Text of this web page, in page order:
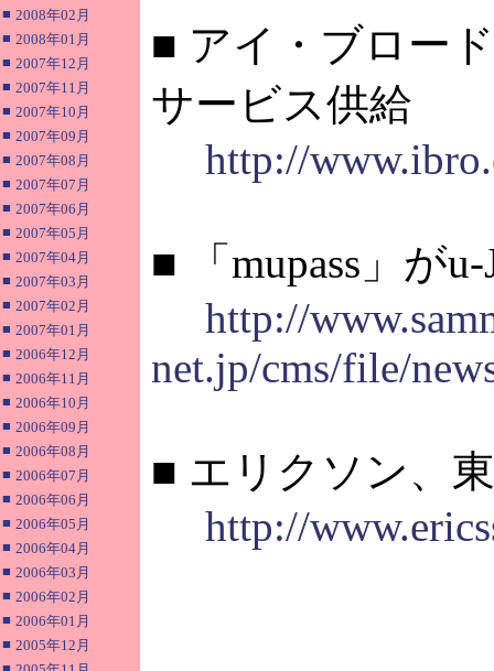
■ 2008年02月
■ 2008年01月
■ 2007年12月
■ 2007年11月
■ 2007年10月
■ 2007年09月
■ 2007年08月
■ 2007年07月
■ 2007年06月
■ 2007年05月
■ 2007年04月
■ 2007年03月
■ 2007年02月
■ 2007年01月
■ 2006年12月
■ 2006年11月
■ 2006年10月
■ 2006年09月
■ 2006年08月
■ 2006年07月
■ 2006年06月
■ 2006年05月
■ 2006年04月
■ 2006年03月
■ 2006年02月
■ 2006年01月
■ 2005年12月
■ アイ・ブロー
サービス供給
http://
■ 「mupass」が
http://
net.jp/cms/file/
■ エリクソン、
http://